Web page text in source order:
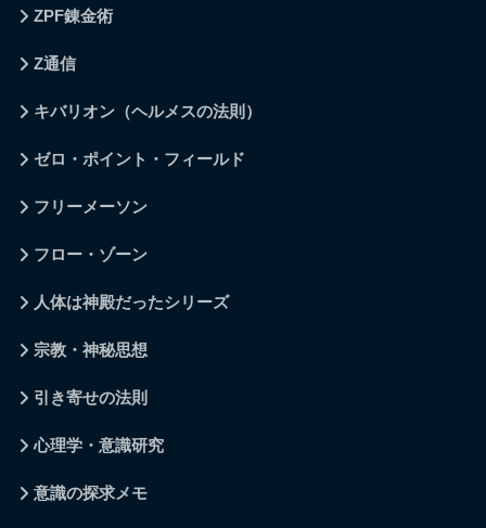
ZPF錬金術
Z通信
キバリオン（ヘルメスの法則）
ゼロ・ポイント・フィールド
フリーメーソン
フロー・ゾーン
人体は神殿だったシリーズ
宗教・神秘思想
引き寄せの法則
心理学・意識研究
意識の探求メモ